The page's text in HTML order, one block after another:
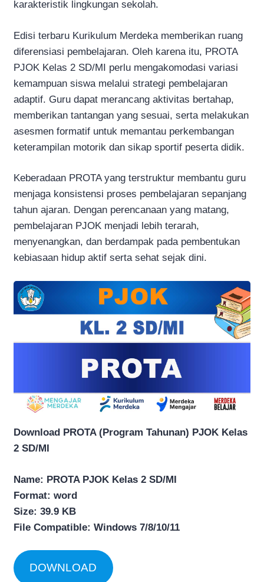
karakteristik lingkungan sekolah.
Edisi terbaru Kurikulum Merdeka memberikan ruang
diferensiasi pembelajaran. Oleh karena itu, PROTA
PJOK Kelas 2 SD/MI perlu mengakomodasi variasi
kemampuan siswa melalui strategi pembelajaran
adaptif. Guru dapat merancang aktivitas bertahap,
memberikan tantangan yang sesuai, serta melakukan
asesmen formatif untuk memantau perkembangan
keterampilan motorik dan sikap sportif peserta didik.
Keberadaan PROTA yang terstruktur membantu guru
menjaga konsistensi proses pembelajaran sepanjang
tahun ajaran. Dengan perencanaan yang matang,
pembelajaran PJOK menjadi lebih terarah,
menyenangkan, dan berdampak pada pembentukan
kebiasaan hidup aktif serta sehat sejak dini.
Download PROTA (Program Tahunan) PJOK Kelas
2 SD/MI
Name: PROTA PJOK Kelas 2 SD/MI
Format: word
Size: 39.9 KB
File Compatible: Windows 7/8/10/11
DOWNLOAD